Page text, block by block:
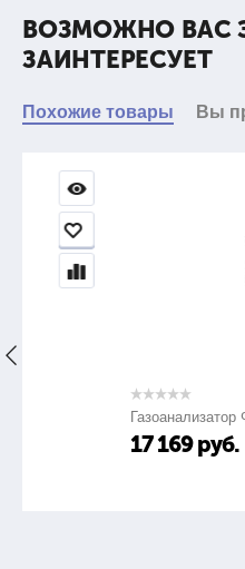
ВОЗМОЖНО ВАС
ЗАИНТЕРЕСУЕТ
Похожие товары Вы
Газоанализатор ФСТ-
17 169руб.